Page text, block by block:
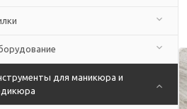
для маникюра и